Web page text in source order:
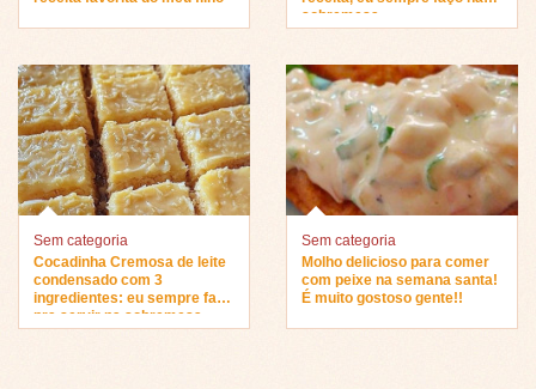
sobremesa…
Sem categoria
Cocadinha Cremosa de leite
condensado com 3
ingredientes: eu sempre faço
pra servir na sobremesa…
Sem categoria
Molho delicioso para comer
com peixe na semana santa!
É muito gostoso gente!!